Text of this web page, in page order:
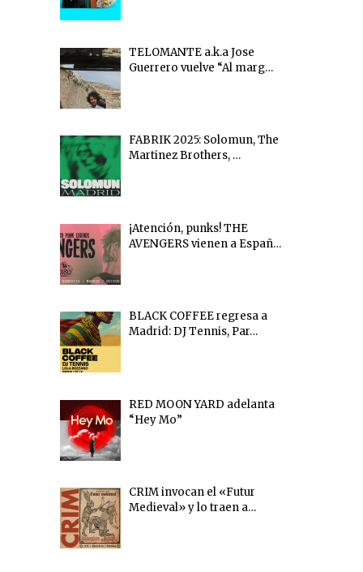
TELOMANTE a.k.a Jose
Guerrero vuelve “Al marg…
FABRIK 2025: Solomun, The
Martinez Brothers, …
¡Atención, punks! THE
AVENGERS vienen a Españ…
BLACK COFFEE regresa a
Madrid: DJ Tennis, Par…
RED MOON YARD adelanta
“Hey Mo”
CRIM invocan el «Futur
Medieval» y lo traen a…